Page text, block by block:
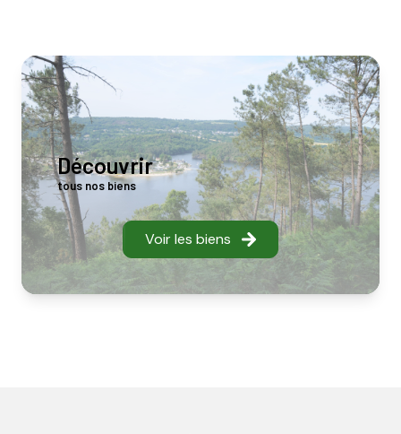
Découvrir
tous nos biens
Voir les biens